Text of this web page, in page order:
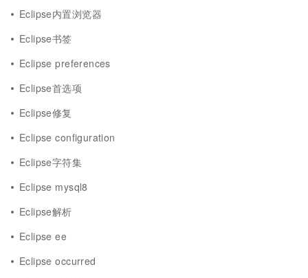
Eclipse内置浏览器
Eclipse书签
Eclipse preferences
Eclipse首选项
Eclipse修复
Eclipse configuration
Eclipse字符集
Eclipse mysql8
Eclipse解析
Eclipse ee
Eclipse occurred